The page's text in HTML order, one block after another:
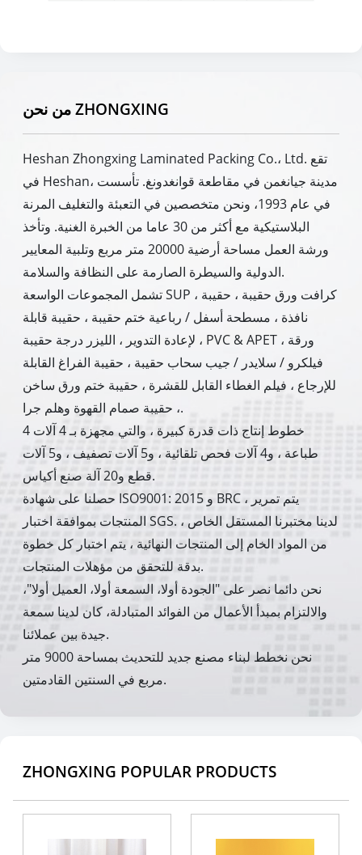
من نحن ZHONGXING
Heshan Zhongxing Laminated Packing Co.، Ltd. تقع
في Heshan، مدينة جيانغمن في مقاطعة قوانغدونغ. تأسست
في عام 1993، ونحن متخصصين في التعبئة والتغليف المرنة
البلاستيكية مع أكثر من 30 عاما من الخبرة الغنية. وتأخذ
ورشة العمل مساحة أرضية 20000 متر مربع وتلبية المعايير
الدولية والسيطرة الصارمة على النظافة والسلامة.
تشمل المجموعات الواسعة SUP ، كرافت ورق حقيبة ، حقيبة
نافذة ، مسطحة أسفل / رباعية ختم حقيبة ، حقيبة قابلة
لإعادة التدوير ، الليزر درجة حقيبة ، PVC & APET ورقة ،
فيلكرو / سلايدر / جيب سحاب حقيبة ، حقيبة الفراغ القابلة
للإرجاع ، فيلم الغطاء القابل للقشرة ، حقيبة ختم ورق ساخن
، حقيبة صمام القهوة وهلم جرا.
4 خطوط إنتاج ذات قدرة كبيرة ، والتي مجهزة بـ 4 آلات
طباعة ، و4 آلات فحص تلقائية ، و5 آلات تصفيف ، و5 آلات
قطع و20 آلة صنع أكياس.
حصلنا على شهادة ISO9001: 2015 و BRC ، يتم تمرير
المنتجات بموافقة اختبار SGS. لدينا مختبرنا المستقل الخاص ،
من المواد الخام إلى المنتجات النهائية ، يتم اختبار كل خطوة
بدقة للتحقق من مؤهلات المنتجات.
نحن دائما نصر على "الجودة أولا، السمعة أولا، العميل أولا"،
والالتزام بمبدأ الأعمال من الفوائد المتبادلة، كان لدينا سمعة
جيدة بين عملائنا.
نحن نخطط لبناء مصنع جديد للتحديث بمساحة 9000 متر
مربع في السنتين القادمتين.
ZHONGXING POPULAR PRODUCTS